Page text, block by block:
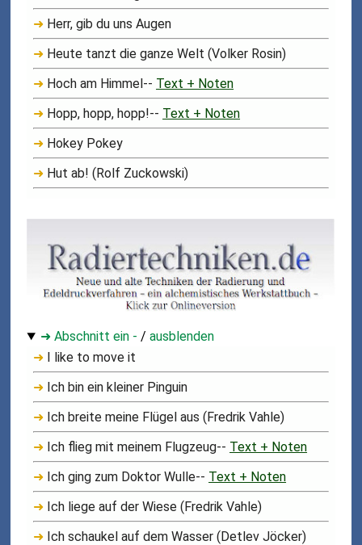
➜ Herr, gib du uns Augen
➜ Heute tanzt die ganze Welt (Volker Rosin)
➜ Hoch am Himmel-- Text + Noten
➜ Hopp, hopp, hopp!-- Text + Noten
➜ Hokey Pokey
➜ Hut ab! (Rolf Zuckowski)
➜ Abschnitt ein - /ausblenden
➜ I like to move it
➜ Ich bin ein kleiner Pinguin
➜ Ich breite meine Flügel aus (Fredrik Vahle)
➜ Ich flieg mit meinem Flugzeug-- Text + Noten
➜ Ich ging zum Doktor Wulle-- Text + Noten
➜ Ich liege auf der Wiese (Fredrik Vahle)
➜ Ich schaukel auf dem Wasser (Detlev Jöcker)